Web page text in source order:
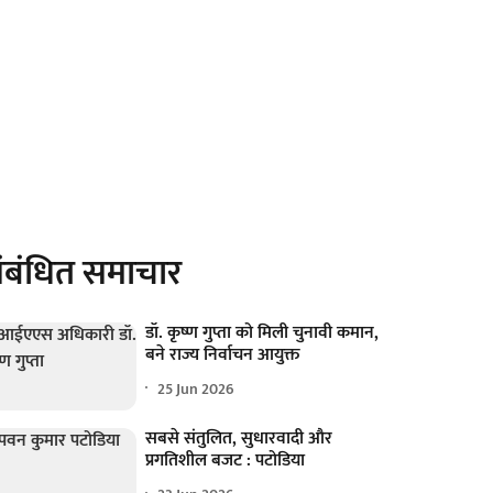
समाचार
डॉ. कृष्ण गुप्ता को मिली चुनावी कमान,
बने राज्य निर्वाचन आयुक्त
25 Jun 2026
सबसे संतुलित, सुधारवादी और
प्रगतिशील बजट : पटोडिया